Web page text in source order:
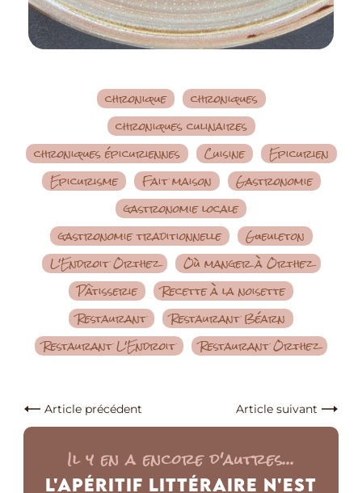
chronique
chroniques
chroniques culinaires
chroniques épicuriennes
Cuisine
Epicurien
Epicurisme
Fait maison
Gastronomie
gastronomie locale
gastronomie traditionnelle
Gueuleton
L'Endroit Orthez
Où manger à Orthez
Pâtisserie
Recette à la noisette
Restaurant
Restaurant Béarn
Restaurant L'Endroit
Restaurant Orthez
Article précédent Article suivant
Il y en a encore d'autres...
L'Apéritif Littéraire n'est